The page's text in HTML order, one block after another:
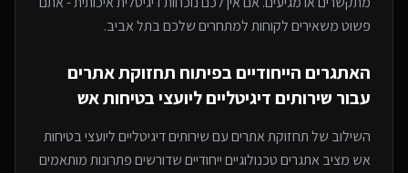
פשוט משאירים לקוחות למתחריםשלכם בתל אביב.
האתגרים הייחודיים בפיתוח תחזוקת אתרים
עבור שירותים דיגיטליים ליועצי בטיחות אש
השילוב שלתחזוקת אתריםעםשירותים דיגיטליים ליועצי בטיחות
אש מציב אתגרים טכנולוגיים ייחודיים שדורשים פתרונות מותאמים